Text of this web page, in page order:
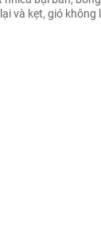
và kẹt, gió